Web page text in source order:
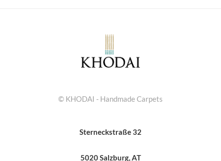
© KHODAI - Handmade Carpets
Sterneckstraße 32
5020 Salzburg, AT